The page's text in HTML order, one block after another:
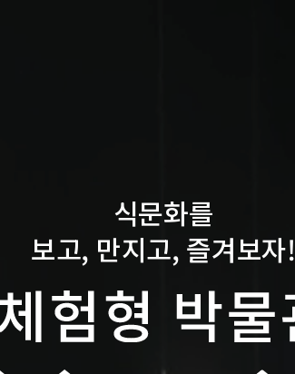
식문화를
보고, 만지고, 즐겨보자!